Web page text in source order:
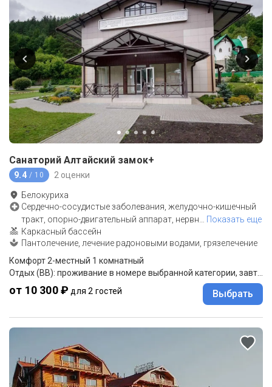
Санаторий Алтайский замок+
9.4 / 10 2 оценки
Белокуриха
Сердечно-сосудистые заболевания, желудочно-кишечный
тракт, опорно-двигательный аппарат, нервн
Показать еще
Каркасный бассейн
Пантолечение, лечение радоновыми водами, грязелечение
Комфорт 2-местный 1 комнатный
от 10 300 ₽ для 2 гостей Выбрать